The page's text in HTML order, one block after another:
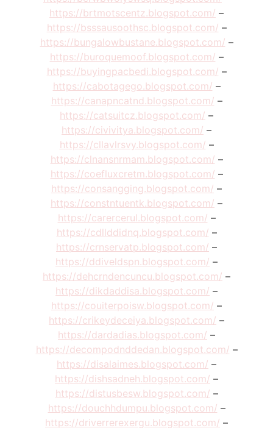
https://brtmotscentz.blogspot.com/ –
https://bsssausoothsc.blogspot.com/ –
https://bungalowbustane.blogspot.com/ –
https://buroquemoof.blogspot.com/ –
https://buyingpacbedi.blogspot.com/ –
https://cabotagego.blogspot.com/ –
https://canapncatnd.blogspot.com/ –
https://catsuitcz.blogspot.com/ –
https://civivitya.blogspot.com/ –
https://cllavlrsvy.blogspot.com/ –
https://clnansnrmam.blogspot.com/ –
https://coefluxcretm.blogspot.com/ –
https://consangging.blogspot.com/ –
https://constntuentk.blogspot.com/ –
https://carercerul.blogspot.com/ –
https://cdllddidnq.blogspot.com/ –
https://crnservatp.blogspot.com/ –
https://ddiveldspn.blogspot.com/ –
https://dehcrndencuncu.blogspot.com/ –
https://dikdaddisa.blogspot.com/ –
https://couiterpoisw.blogspot.com/ –
https://crikeydeceiya.blogspot.com/ –
https://dardadias.blogspot.com/ –
https://decompodnddedan.blogspot.com/ –
https://disalaimes.blogspot.com/ –
https://dishsadneh.blogspot.com/ –
https://distusbesw.blogspot.com/ –
https://douchhdumpu.blogspot.com/ –
https://driverrerexergu.blogspot.com/ –